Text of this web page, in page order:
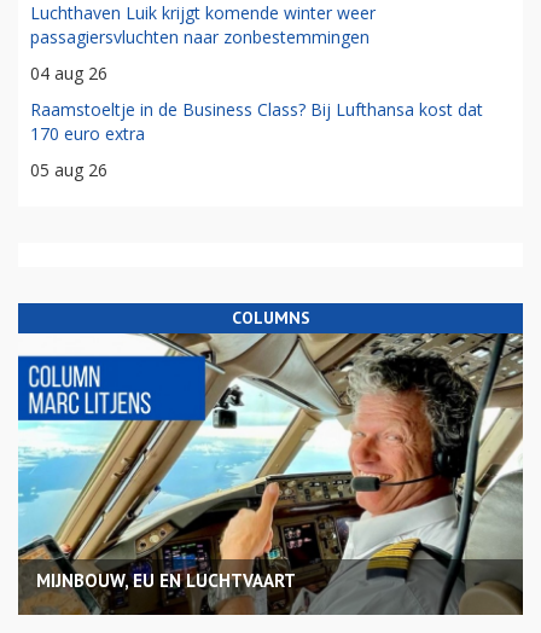
Luchthaven Luik krijgt komende winter weer
passagiersvluchten naar zonbestemmingen
04 aug 26
Raamstoeltje in de Business Class? Bij Lufthansa kost dat
170 euro extra
05 aug 26
COLUMNS
MIJNBOUW, EU EN LUCHTVAART